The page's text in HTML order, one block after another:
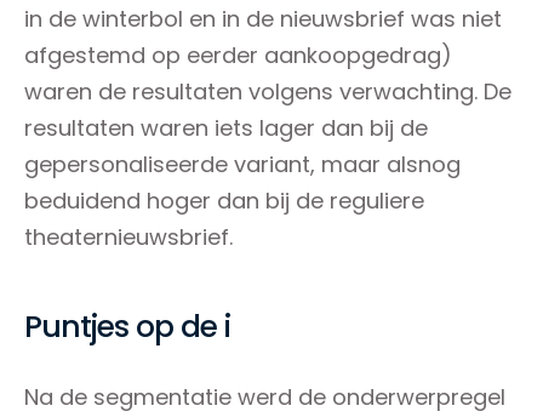
in de winterbol en in de nieuwsbrief was niet
afgestemd op eerder aankoopgedrag)
waren de resultaten volgens verwachting. De
resultaten waren iets lager dan bij de
gepersonaliseerde variant, maar alsnog
beduidend hoger dan bij de reguliere
theaternieuwsbrief.
Puntjes op de i
Na de segmentatie werd de onderwerpregel